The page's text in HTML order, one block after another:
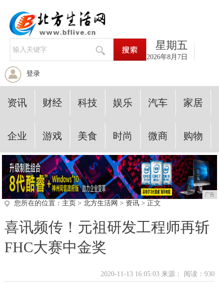
星期五
2026年8月7日
登录
资讯 财经 科技 娱乐 汽车 家居
企业 游戏 美食 时尚 微商 购物
广告
您所在的位置： 主页 > 北方生活网 > 资讯> 正文
喜讯频传！元祖研发工程师再斩
FHC大赛中金奖
2020-11-13 16:05:03 来源： 阅读：930